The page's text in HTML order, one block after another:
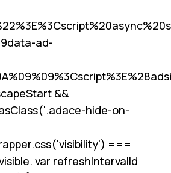
ad-
&&
hide-on-
===
var refreshIntervalId